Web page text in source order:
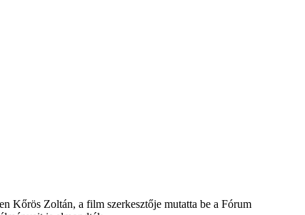
Kőrös Zoltán, a film szerkesztője mutatta be a Fórum